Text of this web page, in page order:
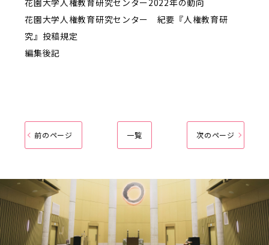
花園大学人権教育研究センター2022年の動向
花園大学人権教育研究センター 紀要『人権教育研
究』投稿規定
編集後記
前のページ 一覧 次のページ